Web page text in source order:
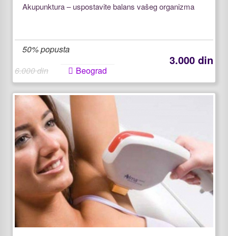
Akupunktura – uspostavite balans vašeg organizma
50% popusta
3.000 din
6.000 din Beograd